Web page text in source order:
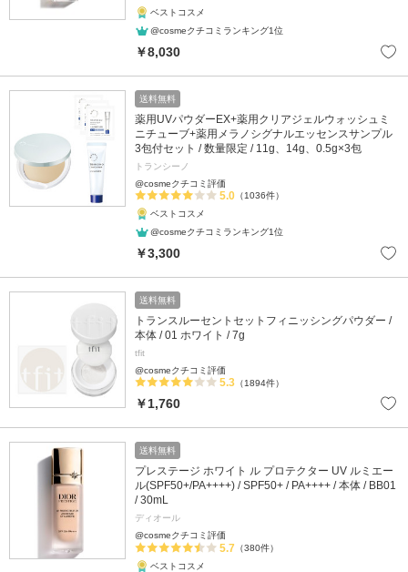
ベストコスメ
@cosmeクチコミランキング1位
￥8,030
送料無料
薬用UVパウダーEX+薬用クリアジェルウォッシュミ
ニチューブ+薬用メラノシグナルエッセンスサンプル
3包付セット / 数量限定 / 11g、14g、0.5g×3包
トランシーノ
@cosmeクチコミ評価
5.0 （1036件）
ベストコスメ
@cosmeクチコミランキング1位
￥3,300
送料無料
トランスルーセントセットフィニッシングパウダー /
本体 / 01 ホワイト / 7g
tfit
@cosmeクチコミ評価
5.3 （1894件）
￥1,760
送料無料
プレステージ ホワイト ル プロテクター UV ルミエー
ル(SPF50+/PA++++) / SPF50+ / PA++++ / 本体 / BB01
/ 30mL
ディオール
@cosmeクチコミ評価
5.7 （380件）
ベストコスメ